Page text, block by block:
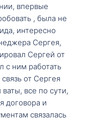
впервые
, была не
интересно
Сергея,
Сергей от
с ним работать
от Сергея
все по сути,
договора и
связалась